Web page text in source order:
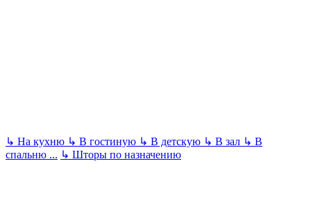
↳ На кухню ↳ В гостиную ↳ В детскую ↳ В зал ↳ В
спальню ... ↳ Шторы по назначению